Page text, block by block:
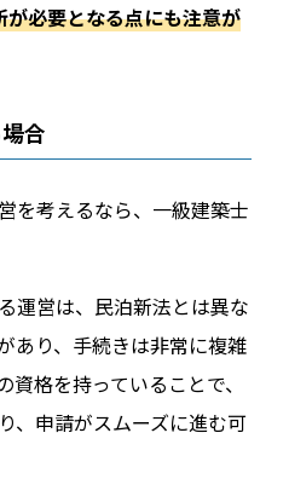
必要となる点にも注意が
合
を考えるなら、一級建築士
運営は、民泊新法とは異な
あり、手続きは非常に複雑
格を持っていることで、
、申請がスムーズに進む可